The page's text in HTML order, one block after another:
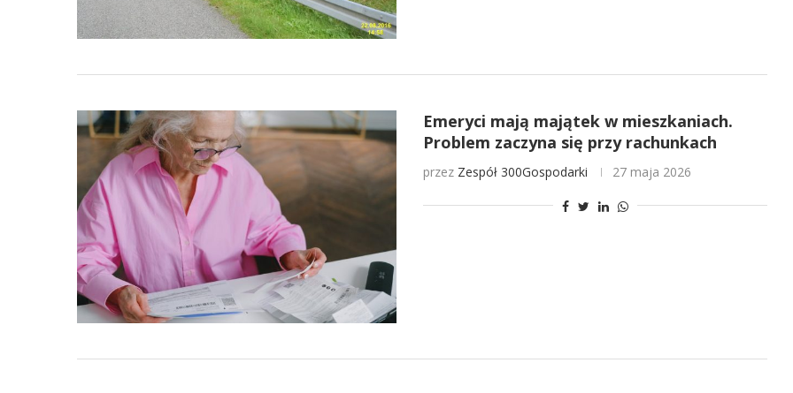
Emeryci mają majątek w mieszkaniach.
Problem zaczyna się przy rachunkach
przez Zespół 300Gospodarki 27 maja 2026